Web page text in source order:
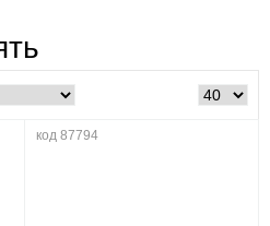
код 87794